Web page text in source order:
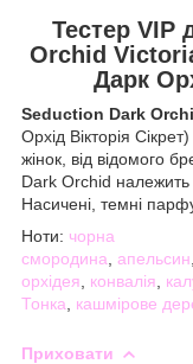
Тестер VIP
Orchid
Дарк
Seduction Dark
Орхід Вікторія
жінок, від відомого
Dark Orchid належить
Насичені, темні
Ноти: чорна
смородина апельсин
орхідея
конвалія
Тонка
кашмірове
Приховати